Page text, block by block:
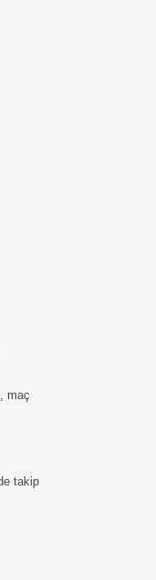
maç
takip